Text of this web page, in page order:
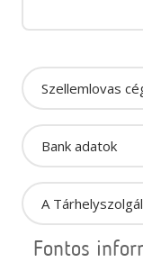
Szellemlovas
Bank adatok
A
Fontos